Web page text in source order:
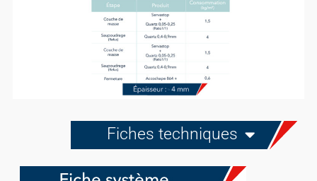
Fiches techniques